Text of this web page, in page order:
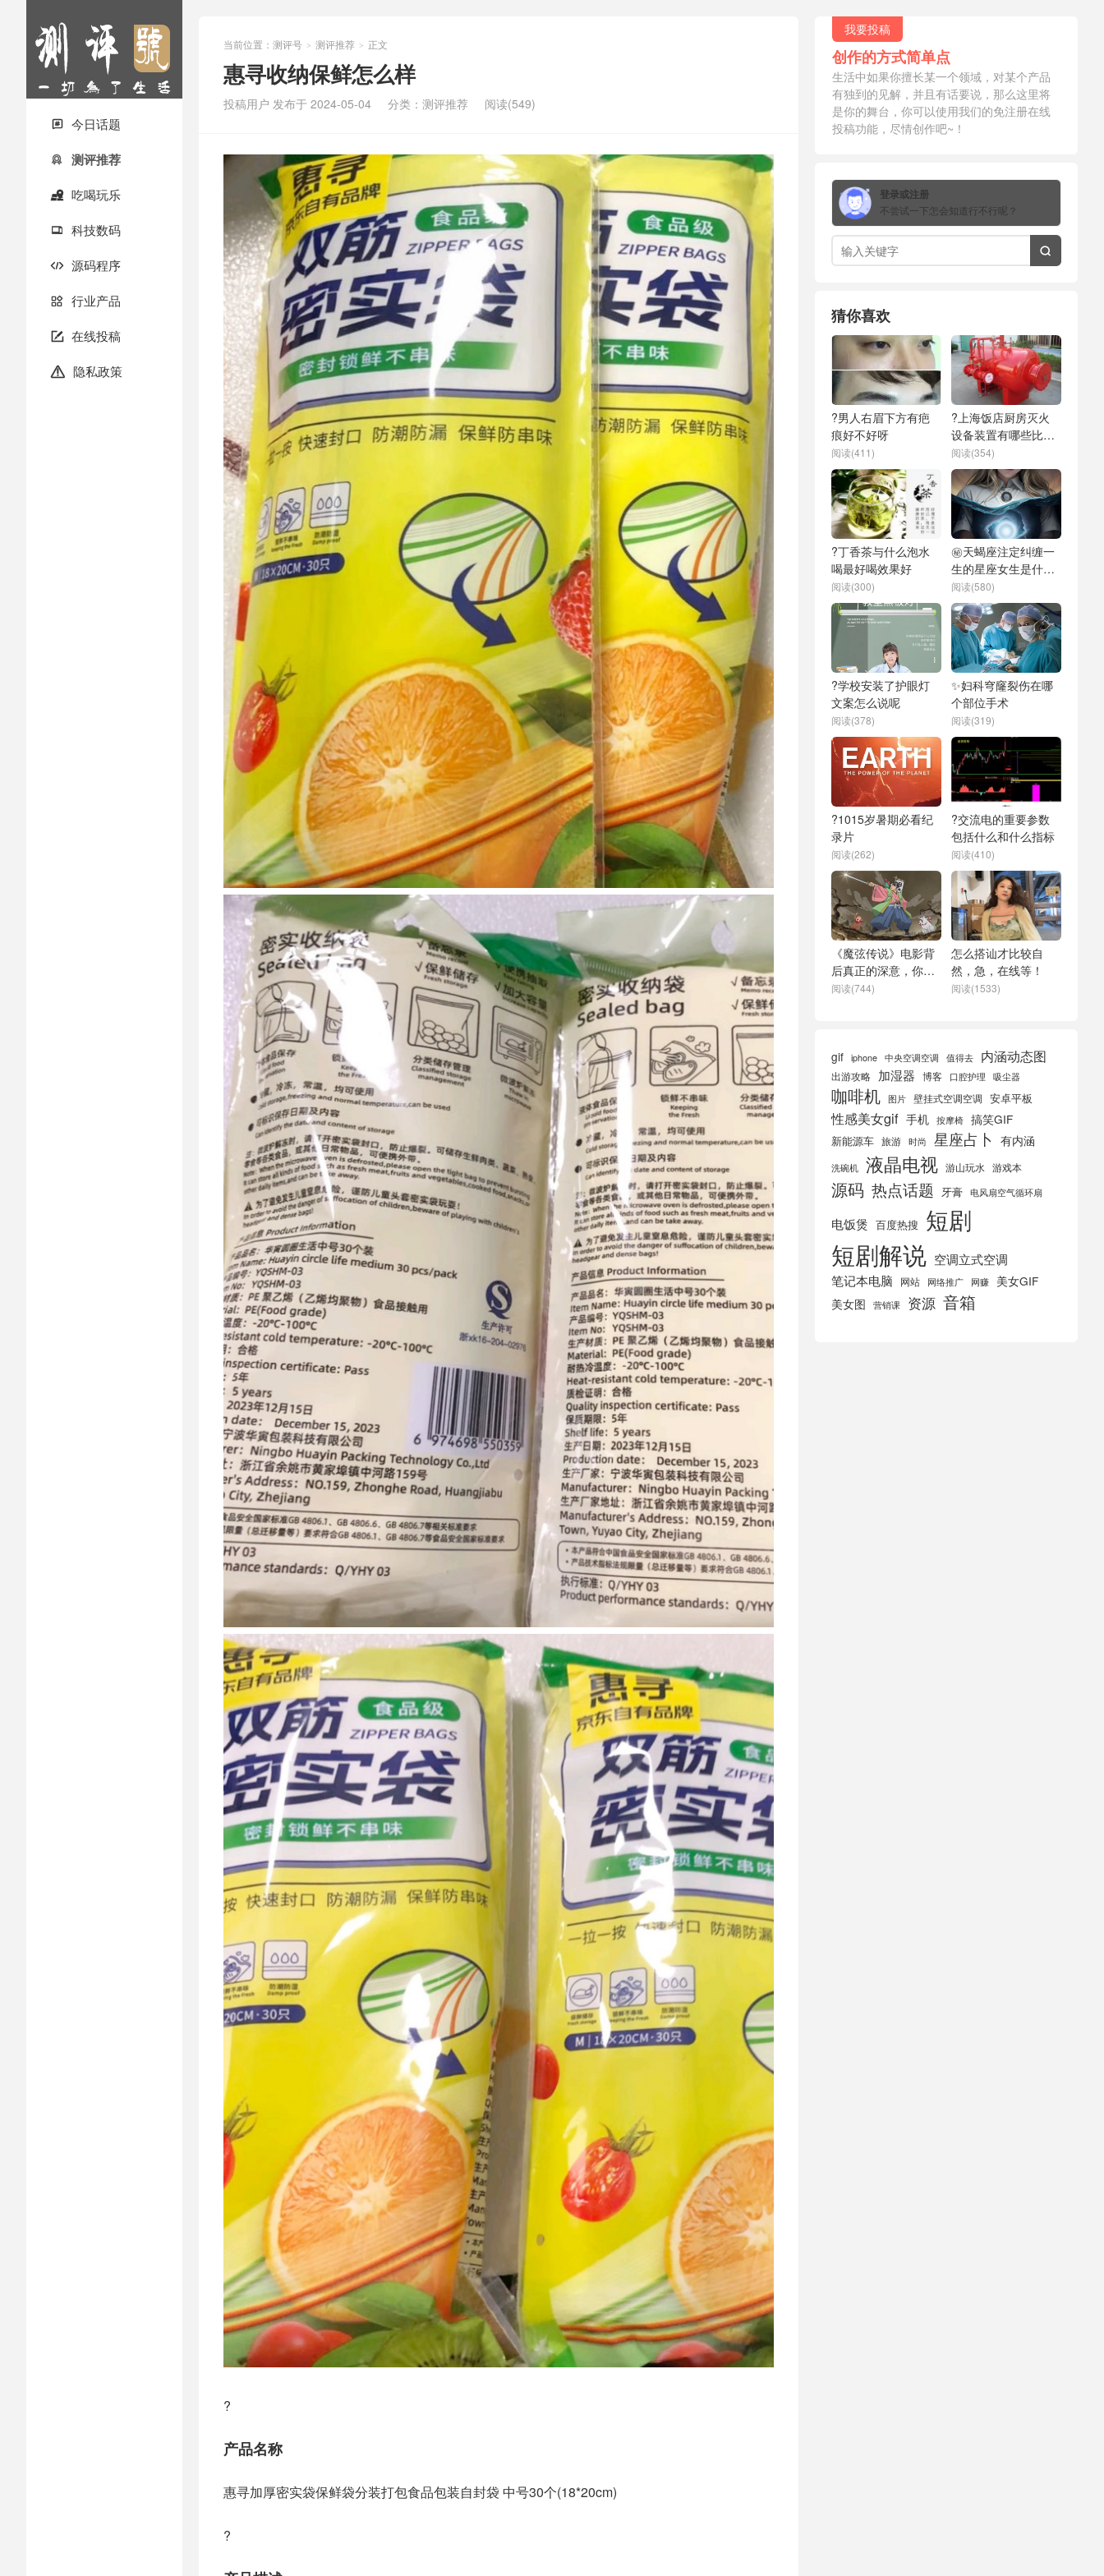
 今日话题
 测评推荐
 吃喝玩乐
 科技数码
 源码程序
 行业产品
 在线投稿
 隐私政策
当前位置： 测评号 > 测评推荐 > 正文
惠寻收纳保鲜怎么样
投稿用户 发布于 2024-05-04 分类： 测评推荐 阅读(549)
?
产品名称
惠寻加厚密实袋保鲜袋分装打包食品包装自封袋 中号30个(18*20cm)
?
我要投稿
创作的方式简单点
生活中如果你擅长某一个领域，对某个产品
有独到的见解，并且有话要说，那么这里将
是你的舞台，你可以使用我们的免注册在线
投稿功能，尽情创作吧~！
登录或注册
不尝试一下怎会知道行不行呢？

猜你喜欢
?男人右眉下方有疤
痕好不好呀
阅读(411)
?上海饭店厨房灭火
设备装置有哪些比较
好
阅读(354)
?丁香茶与什么泡水
喝最好喝效果好
阅读(300)
㊙️天蝎座注定纠缠一
生的星座女生是什么
样的
阅读(580)
?学校安装了护眼灯
文案怎么说呢
阅读(378)
✨妇科穹窿裂伤在哪
个部位手术
阅读(319)
?1015岁暑期必看纪
录片
阅读(262)
?交流电的重要参数
包括什么和什么指标
阅读(410)
《魔弦传说》电影背
后真正的深意，你不
可不知-值得看
阅读(744)
怎么搭讪才比较自
然，急，在线等！
阅读(1533)
gif iphone 中央空调空调 值得去 内涵动态图
出游攻略 加湿器 博客 口腔护理 吸尘器
咖啡机 图片 壁挂式空调空调 安卓平板
性感美女gif 手机 按摩椅 搞笑GIF
新能源车 旅游 时尚 星座占卜 有内涵
洗碗机 液晶电视 游山玩水 游戏本
源码 热点话题 牙膏 电风扇空气循环扇
电饭煲 百度热搜 短剧
短剧解说 空调立式空调
笔记本电脑 网站 网络推广 网赚
美女GIF
美女图
营销课 资源 音箱